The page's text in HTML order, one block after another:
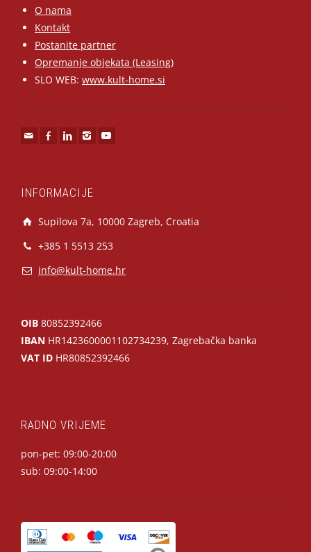
O nama
Kontakt
Postanite partner
Opremanje objekata (Leasing)
SLO WEB: www.kult-home.si
INFORMACIJE
Supilova 7a, 10000 Zagreb, Croatia
+385 1 5513 253
info@kult-home.hr
OIB 80852392466
IBAN HR1423600001102734239, Zagrebačka banka
VAT ID HR80852392466
RADNO VRIJEME
pon-pet: 09:00-20:00
sub: 09:00-14:00